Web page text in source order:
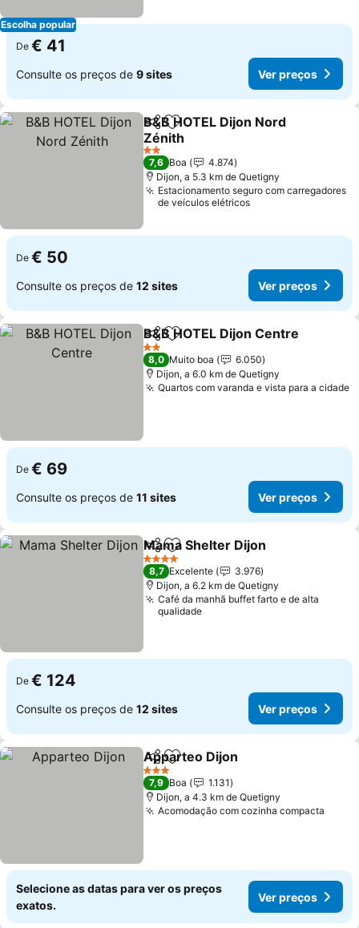
Escolha popular
De € 41
Consulte os preços de 9 sites Ver preços
PartilharAdicionar aos favoritos
B&B HOTEL Dijon Nord
Zénith
2 Estrelas
7,6 Boa
4.874
Dijon, a 5.3 km de Quetigny
Estacionamento seguro com carregadores
de veículos elétricos
De € 50
Consulte os preços de 12 sites Ver preços
PartilharAdicionar aos favoritos
B&B HOTEL Dijon Centre
2 Estrelas
8,0 Muito boa
6.050
Dijon, a 6.0 km de Quetigny
Quartos com varanda e vista para a cidade
De € 69
Consulte os preços de 11 sites Ver preços
PartilharAdicionar aos favoritos
Mama Shelter Dijon
4 Estrelas
8,7 Excelente
3.976
Dijon, a 6.2 km de Quetigny
Café da manhã buffet farto e de alta
qualidade
De € 124
Consulte os preços de 12 sites Ver preços
PartilharAdicionar aos favoritos
Apparteo Dijon
3 Estrelas
7,9 Boa
1.131
Dijon, a 4.3 km de Quetigny
Acomodação com cozinha compacta
Selecione as datas para ver os preços
exatos.
Ver preços